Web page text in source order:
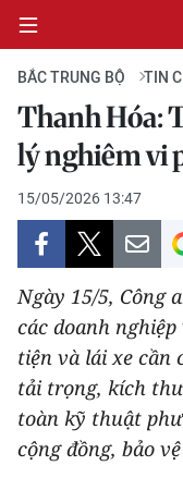
CHÍNH TRỊ
KINH TẾ
VĂN HÓA
XÃ HỘI
PHÁP LUẬT
DU LỊCH
THẾ GIỚI
BẮC TRUNG BỘ TIN
Thanh Hóa:
lý nghiêm vi
15/05/2026 13:47
Ngày 15/5, Công
các doanh
tiện và lái xe cần
tải trọng, kích
toàn kỹ thuật
cộng đồng, bảo